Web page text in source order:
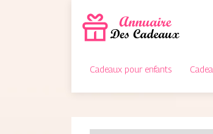
Cadeaux pour enfants